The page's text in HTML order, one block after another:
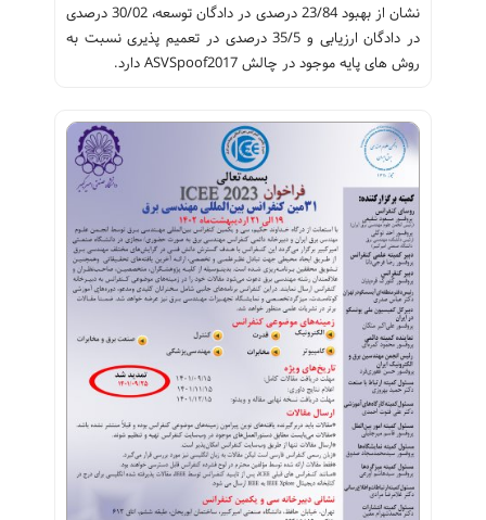
نشان از بهبود 23/84 درصدی در دادگان توسعه، 30/02 درصدی
در دادگان ارزیابی و 35/5 درصدی در تعمیم پذیری نسبت به
روش های پایه موجود در چالش ASVSpoof2017 دارد.